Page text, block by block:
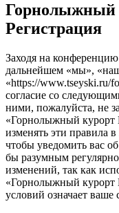
Горнолыжный
Регистрация
Заходя на
дальнейшем «мы»,
«https://www.tseyski.ru/
согласие со
ними, пожалуйста, не
«Горнолыжный курорт
изменять эти правила
чтобы уведомить вас
бы разумным регулярно
изменений, так как
«Горнолыжный курорт
условий означает ваше